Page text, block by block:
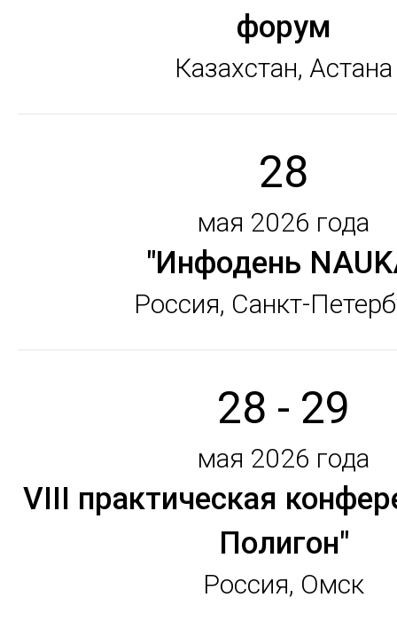
форум
Казахстан, Астана
28
мая 2026 года
"Инфодень
Россия, Санкт-
28 - 29
мая 2026 года
VIII практическая
Полигон"
Россия, Омск